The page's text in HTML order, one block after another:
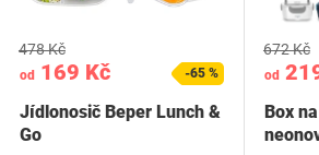
od 169 Kč
478 Kč
-65 %
Jídlonosič Beper Lunch &
Go
od
672 Kč
Box